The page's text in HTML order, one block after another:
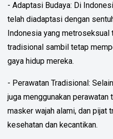
- Adaptasi Budaya: Di
telah diadaptasi dengan
Indonesia yang metroseksual
tradisional sambil tetap
gaya hidup mereka.
- Perawatan Tradisional:
juga menggunakan
masker wajah alami, dan pijat
kesehatan dan kecantikan.